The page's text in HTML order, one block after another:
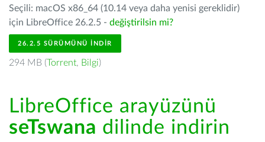
Seçili: macOS x86_64 (10.14 veya daha yenisi gereklidir)
için LibreOffice 26.2.5 - değiştirilsin mi?
26.2.5 SÜRÜMÜNÜ İNDIR
294 MB (Torrent, Bilgi)
LibreOffice arayüzünü
seTswana dilinde indirin